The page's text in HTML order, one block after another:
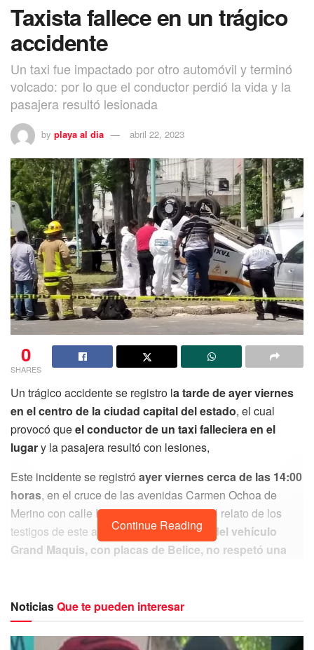
Taxista fallece en un trágico
accidente
Un taxi fue impactado por otro automóvil y terminó
volcado: por lo que el conductor perdió la vida y la
pasajera resultó lesionada
by playa al dia abril 22, 2023
0
SHARES
Un trágico accidente se registro la tarde de ayer viernes
en el centro de la ciudad capital del estado, el cual
provocó queel conductor de un taxi falleciera en el
lugary la pasajera resultó con lesiones,
Este incidente se registró ayer viernes cerca de las 14:00
horas, en el cruce de las avenidas Carmen Ochoa de
Merino con calle Independencia, según el relato de los
testigos de este accidenteel conductor del vehículo
Grand Maquis, con placas de Belice, no respetó una
control de su automóvil y volcara en la avenida.
Tras esta volcadura automovilistas y vecinos que
Continue Reading
NoticiasQue te pueden interesar